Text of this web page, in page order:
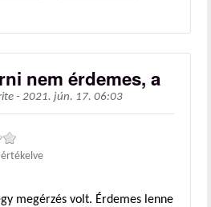
nem érdemes, a
- 2021. jún. 17. 06:03
értékelve
megérzés volt. Érdemes lenne